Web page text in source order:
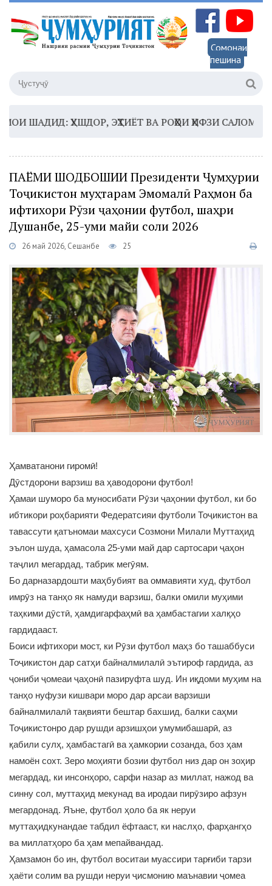
Сомонаи
пешина
ҲУШДОР, ЭҲТИЁТ ВА РОҲҲОИ ҲИФЗИ САЛОМАТӢ
ПАЁМИ ШОДБОШИИ Президенти Ҷумҳурии
Тоҷикистон муҳтарам Эмомалӣ Раҳмон ба
ифтихори Рӯзи ҷаҳонии футбол, шаҳри
Душанбе, 25-уми майи соли 2026
26 май 2026, Сешанбе 25
Ҳамватанони гиромӣ!
Дӯстдорони варзиш ва ҳаводорони футбол!
Ҳамаи шуморо ба муносибати Рӯзи ҷаҳонии футбол, ки бо
ибтикори роҳбарияти Федератсияи футболи Тоҷикистон ва
тавассути қатъномаи махсуси Созмони Милали Муттаҳид
эълон шуда, ҳамасола 25-уми май дар сартосари ҷаҳон
таҷлил мегардад, табрик мегӯям.
Бо дарназардошти маҳбубият ва оммавияти худ, футбол
имрӯз на танҳо як намуди варзиш, балки омили муҳими
таҳкими дӯстӣ, ҳамдигарфаҳмӣ ва ҳамбастагии халқҳо
гардидааст.
Боиси ифтихори мост, ки Рӯзи футбол маҳз бо ташаббуси
Тоҷикистон дар сатҳи байналмилалӣ эътироф гардида, аз
ҷониби ҷомеаи ҷаҳонӣ пазируфта шуд. Ин иқдоми муҳим на
танҳо нуфузи кишвари моро дар арсаи варзиши
байналмилалӣ тақвияти бештар бахшид, балки саҳми
Тоҷикистонро дар рушди арзишҳои умумибашарӣ, аз
қабили сулҳ, ҳамбастагӣ ва ҳамкории созанда, боз ҳам
намоён сохт. Зеро моҳияти бозии футбол низ дар он зоҳир
мегардад, ки инсонҳоро, сарфи назар аз миллат, нажод ва
синну сол, муттаҳид мекунад ва иродаи пирӯзиро афзун
мегардонад. Яъне, футбол ҳоло ба як неруи
муттаҳидкунандае табдил ёфтааст, ки наслҳо, фарҳангҳо
ва миллатҳоро ба ҳам мепайвандад.
Ҳамзамон бо ин, футбол воситаи муассири тарғиби тарзи
ҳаёти солим ва рушди неруи ҷисмонию маънавии ҷомеа